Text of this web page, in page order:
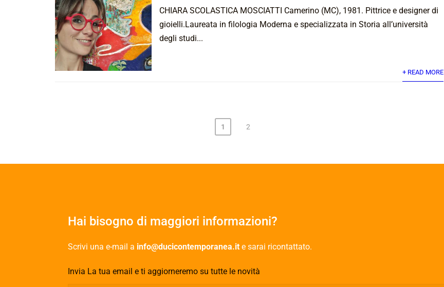
CHIARA SCOLASTICA MOSCIATTI Camerino (MC), 1981. Pittrice e designer di
gioielli.Laureata in filologia Moderna e specializzata in Storia all’università
degli studi...
+ READ MORE
1 2
Hai bisogno di maggiori informazioni?
Scrivi una e-mail a info@ducicontemporanea.it e sarai ricontattato.
Invia La tua email e ti aggiorneremo su tutte le novità